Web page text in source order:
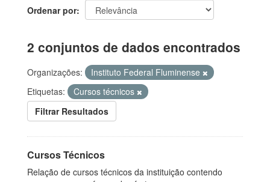
Ordenar por
2 conjuntos de dados encontrados
Organizações:
Instituto Federal Fluminense
Etiquetas:
Cursos técnicos
Filtrar Resultados
Cursos Técnicos
Relação de cursos técnicos da instituição contendo